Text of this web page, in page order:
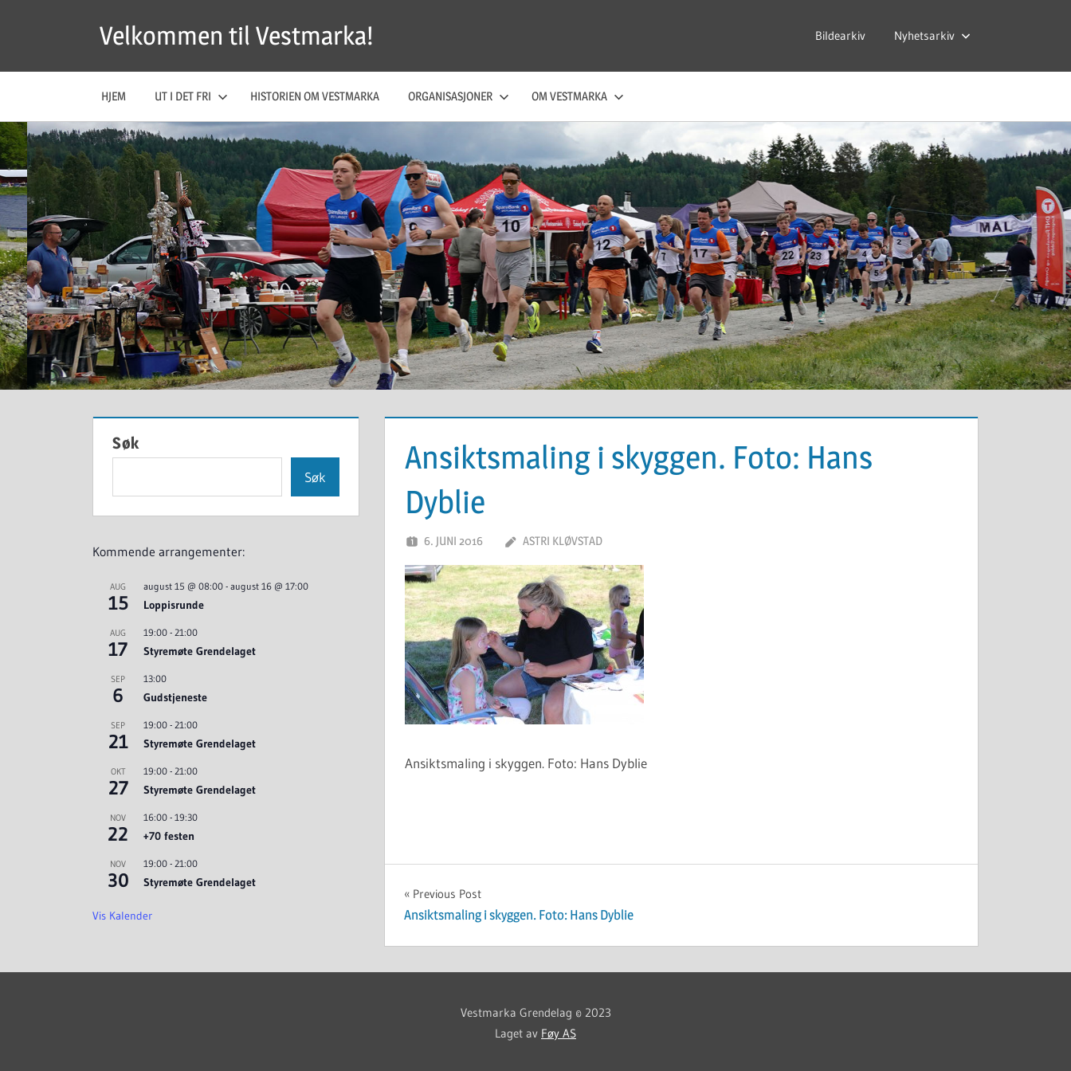
Velkommen til Vestmarka! Bildearkiv Nyhetsarkiv
HJEM UT I DET FRI HISTORIEN OM VESTMARKA ORGANISASJONER OM VESTMARKA
Ansiktsmaling i skyggen. Foto: Hans
Dyblie
6. JUNI 2016 ASTRI KLØVSTAD
Ansiktsmaling i skyggen. Foto: Hans Dyblie
Innleggsnavigasjon
Previous Post
Ansiktsmaling i skyggen. Foto: Hans Dyblie
Søk
Søk
Kommende arrangementer:
AUG
15
august 15 @ 08:00 - august 16 @ 17:00
Loppisrunde
AUG
17
19:00 - 21:00
Styremøte Grendelaget
SEP
6
13:00
Gudstjeneste
SEP
21
19:00 - 21:00
Styremøte Grendelaget
OKT
27
19:00 - 21:00
Styremøte Grendelaget
NOV
22
16:00 - 19:30
+70 festen
NOV
30
19:00 - 21:00
Styremøte Grendelaget
Vis Kalender
Vestmarka Grendelag © 2023
Laget av Føy AS